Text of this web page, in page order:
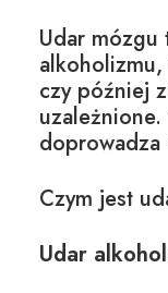
Udar
alkoholizmu
czy później
doprowadza
Czym jest
Udar